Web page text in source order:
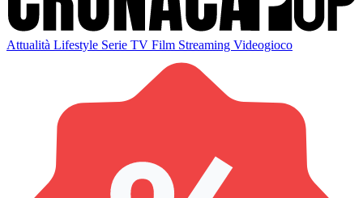
Attualità Lifestyle Serie TV Film Streaming Videogioco